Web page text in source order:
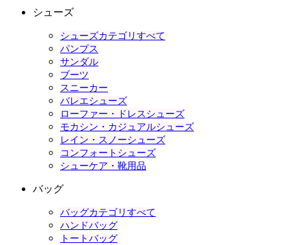
シューズ
シューズカテゴリすべて
パンプス
サンダル
ブーツ
スニーカー
バレエシューズ
ローファー・ドレスシューズ
モカシン・カジュアルシューズ
レイン・スノーシューズ
コンフォートシューズ
シューケア・靴用品
バッグ
バッグカテゴリすべて
ハンドバッグ
トートバッグ